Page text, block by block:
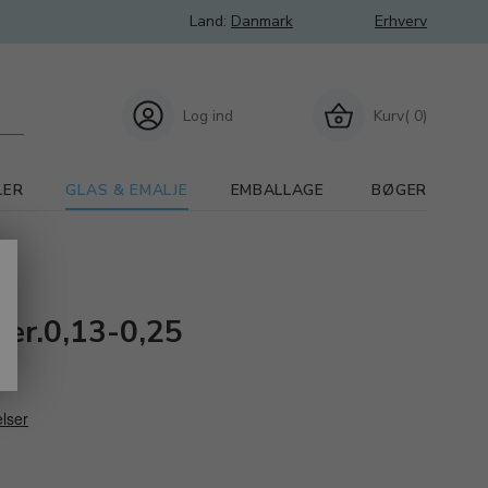
Land: Danmark Erhverv
Kurv( 0)
Log ind
GLAS & EMALJE EMBALLAGE BØGER
0,25